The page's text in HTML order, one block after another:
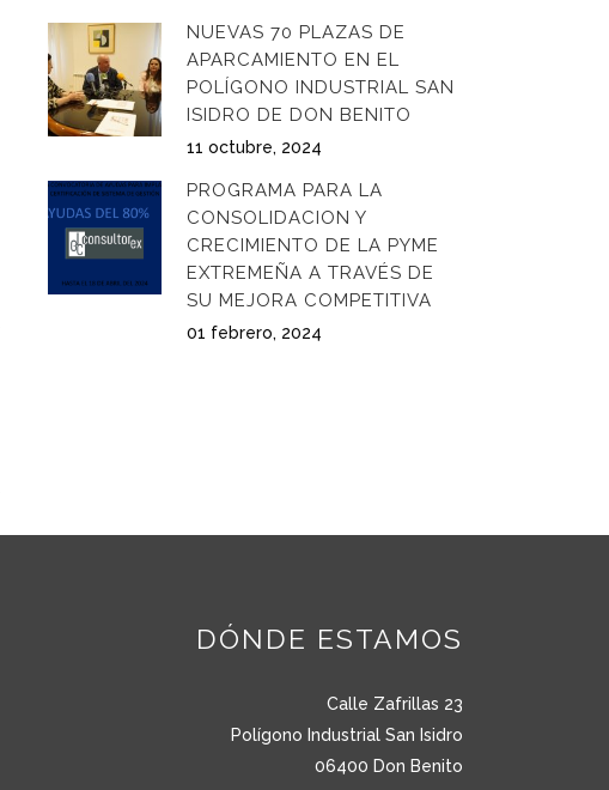
NUEVAS 70 PLAZAS DE
APARCAMIENTO EN EL
POLÍGONO INDUSTRIAL SAN
ISIDRO DE DON BENITO
11 octubre, 2024
PROGRAMA PARA LA
CONSOLIDACION Y
CRECIMIENTO DE LA PYME
EXTREMEÑA A TRAVÉS DE
SU MEJORA COMPETITIVA
01 febrero, 2024
DÓNDE ESTAMOS
Calle Zafrillas 23
Polígono Industrial San Isidro
06400 Don Benito